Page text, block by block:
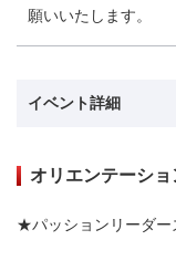
願いいたします。
イベント詳細
オリエンテーショ
★パッションリーダー